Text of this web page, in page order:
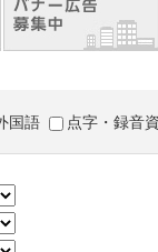
国語 点字・録音